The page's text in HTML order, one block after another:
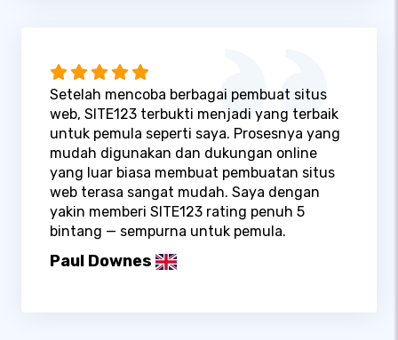
Setelah mencoba berbagai pembuat situs
web, SITE123 terbukti menjadi yang terbaik
untuk pemula seperti saya. Prosesnya yang
mudah digunakan dan dukungan online
yang luar biasa membuat pembuatan situs
web terasa sangat mudah. Saya dengan
yakin memberi SITE123 rating penuh 5
bintang — sempurna untuk pemula.
Paul Downes